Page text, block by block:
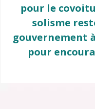
pour le
solisme
gouvernement
pour